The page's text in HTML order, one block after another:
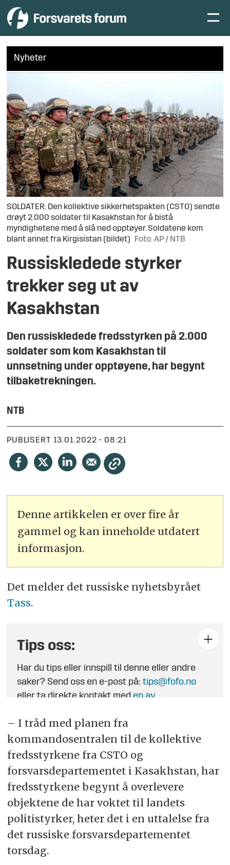
Nyheter
SOLDATER: Den kollektive sikkerhetspakten (CSTO) sendte
drøyt 2.000 soldater til Kasakhstan for å bistå
myndighetene med å slå ned opptøyer. Soldatene kom
blant annet fra Kirgisistan (bildet)
Foto: AP / NTB
Russiskledede styrker
trekker seg ut av
Kasakhstan
Den russiskledede fredsstyrken på 2.000
soldater som kom Kasakhstan til
unnsetning under opptøyene, har begynt
tilbaketrekningen.
NTB
PUBLISERT 13.01.2022 - 08:21
Denne artikkelen er over fire år
gammel og kan inneholde utdatert
informasjon.
Det melder det russiske nyhetsbyrået
Tass.
Tips oss:
Har du tips eller innspill til denne eller andre
saker? Send oss en e-post på:tips@fofo.no
eller ta direkte kontakt med en av
– I tråd med planen fra
kommandosentralen til de kollektive
fredsstyrkene fra CSTO og
forsvarsdepartementet i Kasakhstan, har
fredsstyrkene begynt å overlevere
objektene de har voktet til landets
politistyrker, heter det i en uttalelse fra
det russiske forsvarsdepartementet
torsdag.